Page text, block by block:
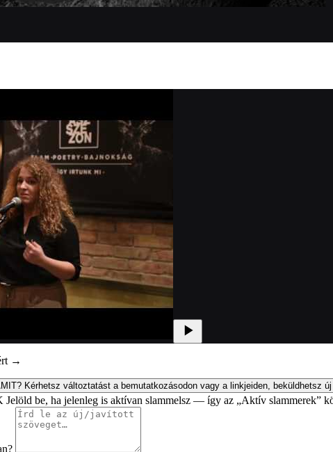
→
Kérhetsz változtatást a bemutatkozásodon vagy a linkjeiden, beküldhetsz
Jelöld be, ha jelenleg is aktívan slammelsz — így az „Aktív slammerek”